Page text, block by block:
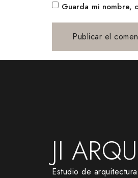
Guarda mi nombre,
JI
Estudio de